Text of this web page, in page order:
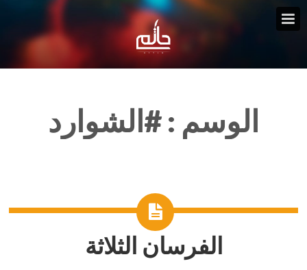
الوسم :#الشوارد
الفرسان الثلاثة